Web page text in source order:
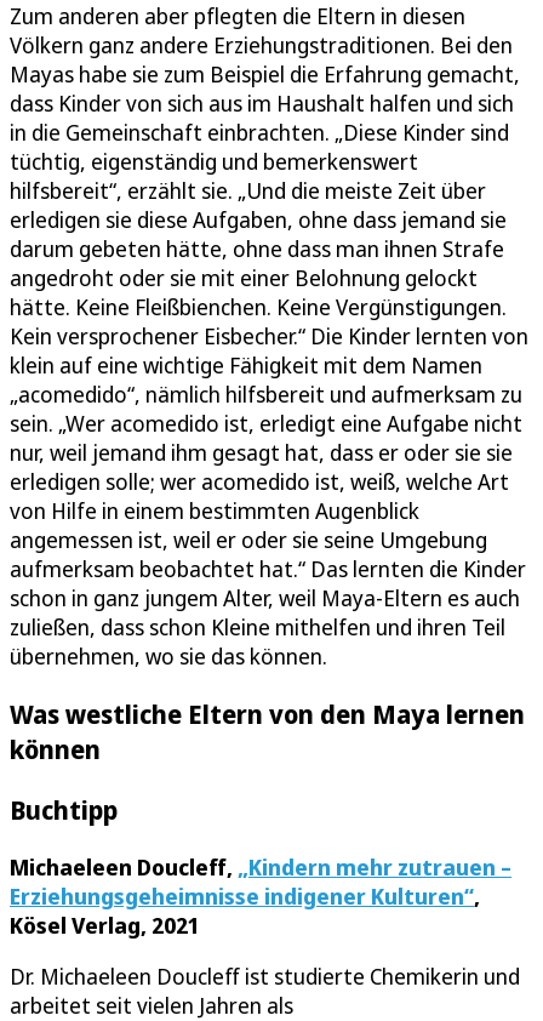
Zum anderen aber pflegten die Eltern in diesen
Völkern ganz andere Erziehungstraditionen. Bei den
Mayas habe sie zum Beispiel die Erfahrung gemacht,
dass Kinder von sich aus im Haushalt halfen und sich
in die Gemeinschaft einbrachten. „Diese Kinder sind
tüchtig, eigenständig und bemerkenswert
hilfsbereit“, erzählt sie. „Und die meiste Zeit über
erledigen sie diese Aufgaben, ohne dass jemand sie
darum gebeten hätte, ohne dass man ihnen Strafe
angedroht oder sie mit einer Belohnung gelockt
hätte. Keine Fleißbienchen. Keine Vergünstigungen.
Kein versprochener Eisbecher.“ Die Kinder lernten von
klein auf eine wichtige Fähigkeit mit dem Namen
„acomedido“, nämlich hilfsbereit und aufmerksam zu
sein. „Wer acomedido ist, erledigt eine Aufgabe nicht
nur, weil jemand ihm gesagt hat, dass er oder sie sie
erledigen solle; wer acomedido ist, weiß, welche Art
von Hilfe in einem bestimmten Augenblick
angemessen ist, weil er oder sie seine Umgebung
aufmerksam beobachtet hat.“ Das lernten die Kinder
schon in ganz jungem Alter, weil Maya-Eltern es auch
zuließen, dass schon Kleine mithelfen und ihren Teil
übernehmen, wo sie das können.
Was westliche Eltern von den Maya lernen
können
Buchtipp
Michaeleen Doucleff, „Kindern mehr zutrauen –
Erziehungsgeheimnisse indigener Kulturen“,
Kösel Verlag, 2021
Dr. Michaeleen Doucleff ist studierte Chemikerin und
arbeitet seit vielen Jahren als